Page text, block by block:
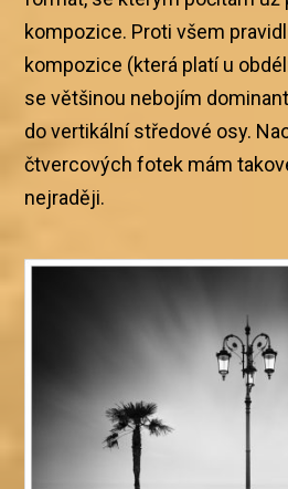
kompozice. Proti všem
kompozice (která platí u
se většinou nebojím
do vertikální středové osy.
čtvercových fotek mám
nejraději.